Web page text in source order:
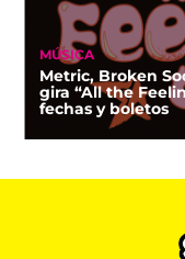
MÚSICA
Metric, Broken
gira “All the
fechas y boletos